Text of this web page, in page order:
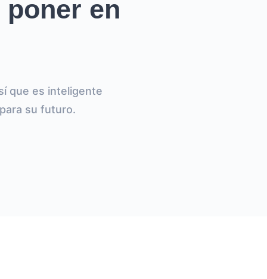
en
que es inteligente
su futuro.